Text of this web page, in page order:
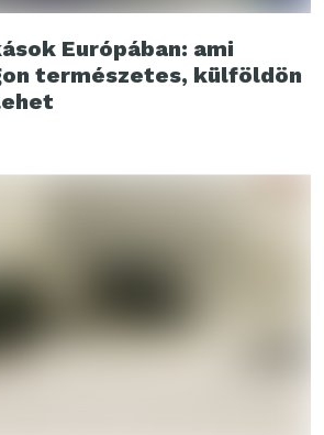
Európában: ami
természetes, külföldön